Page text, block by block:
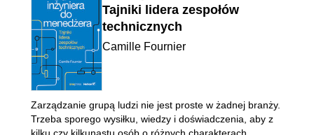
Tajniki lidera zespołów
technicznych
Camille Fournier
Zarządzanie grupą ludzi nie jest proste w żadnej branży.
Trzeba sporego wysiłku, wiedzy i doświadczenia, aby z